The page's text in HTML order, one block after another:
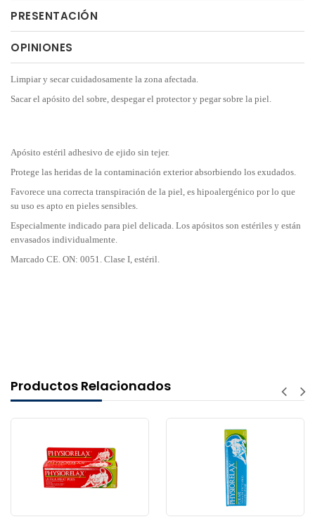
PRESENTACIÓN
OPINIONES
Limpiar y secar cuidadosamente la zona afectada.
Sacar el apósito del sobre, despegar el protector y pegar sobre la piel.
Apósito estéril adhesivo de ejido sin tejer.
Protege las heridas de la contaminación exterior absorbiendo los exudados.
Favorece una correcta transpiración de la piel, es hipoalergénico por lo que
su uso es apto en pieles sensibles.
Especialmente indicado para piel delicada. Los apósitos son estériles y están
envasados individualmente.
Marcado CE. ON: 0051. Clase I, estéril.
Productos Relacionados